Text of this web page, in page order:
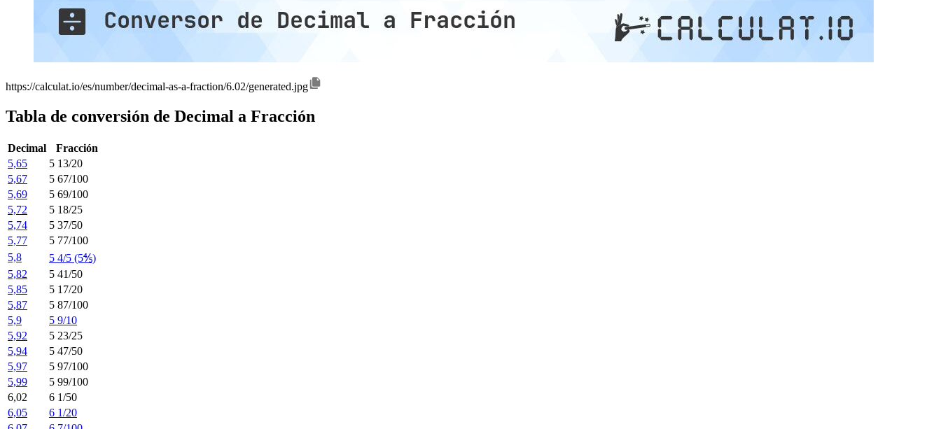
https://calculat.io/es/number/decimal-as-a-fraction/6.02/generated.jpg
Tabla de conversión de Decimal a Fracción
Decimal
Fracción
5,65
5 13/20
5,67
5 67/100
5,69
5 69/100
5,72
5 18/25
5,74
5 37/50
5,77
5 77/100
5,8
5 4/5 (5⅘)
5,82
5 41/50
5,85
5 17/20
5,87
5 87/100
5,9
5 9/10
5,92
5 23/25
5,94
5 47/50
5,97
5 97/100
5,99
5 99/100
6,02
6 1/50
6,05
6 1/20